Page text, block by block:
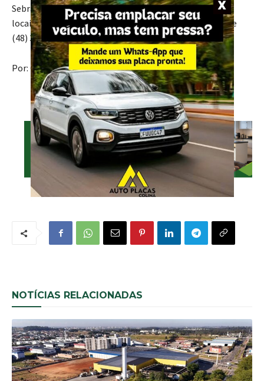
Sebrae/SC (https://www.sebrae-sc.com.br/ali/agentes-
locais-de-inovacao) ou entrar em contato pelo telefone
(48) 3403-2202.
Por: Giovana Bordignon | Partner NZBT
- Anúncio -
NOTÍCIAS RELACIONADAS